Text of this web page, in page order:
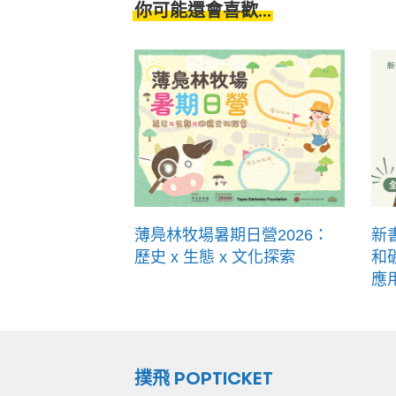
你可能還會喜歡...
薄鳧林牧場暑期日營2026：
歷史 x 生態 x 文化探索
新
和
應
撲飛 POPTICKET